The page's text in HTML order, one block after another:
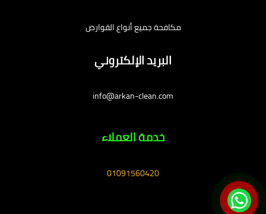
مكافحة جميع أنواع القوارض
البريد الإلكتروني
info@arkan-clean.com
خدمة العملاء
01091560420